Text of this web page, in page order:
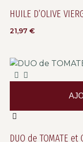
HUILE D’OLIVE
21,97 €
DUO de TOMATE et